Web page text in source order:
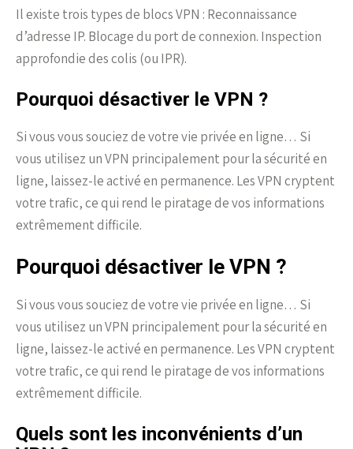
Il existe trois types de blocs VPN : Reconnaissance
d’adresse IP. Blocage du port de connexion. Inspection
approfondie des colis (ou IPR).
Pourquoi désactiver le VPN ?
Si vous vous souciez de votre vie privée en ligne… Si
vous utilisez un VPN principalement pour la sécurité en
ligne, laissez-le activé en permanence. Les VPN cryptent
votre trafic, ce qui rend le piratage de vos informations
extrêmement difficile.
Pourquoi désactiver le VPN ?
Si vous vous souciez de votre vie privée en ligne… Si
vous utilisez un VPN principalement pour la sécurité en
ligne, laissez-le activé en permanence. Les VPN cryptent
votre trafic, ce qui rend le piratage de vos informations
extrêmement difficile.
Quels sont les inconvénients d’un